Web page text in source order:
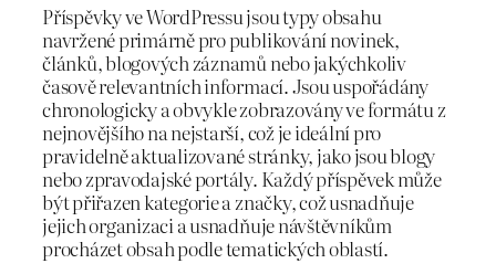
Příspěvky ve WordPressu jsou typy obsahu
navržené primárně pro publikování novinek,
článků, blogových záznamů nebo jakýchkoliv
časově relevantních informací. Jsou uspořádány
chronologicky a obvykle zobrazovány ve formátu z
nejnovějšího na nejstarší, což je ideální pro
pravidelně aktualizované stránky, jako jsou blogy
nebo zpravodajské portály. Každý příspěvek může
být přiřazen kategorie a značky, což usnadňuje
jejich organizaci a usnadňuje návštěvníkům
procházet obsah podle tematických oblastí.